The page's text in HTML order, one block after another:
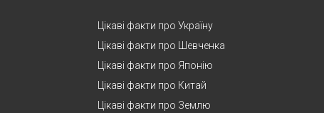
Цікаві факти про Україну
Цікаві факти про Шевченка
Цікаві факти про Японію
Цікаві факти про Китай
Цікаві факти про Землю